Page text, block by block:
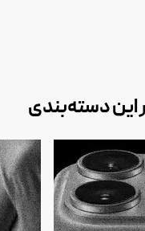
این دسته‌بندی